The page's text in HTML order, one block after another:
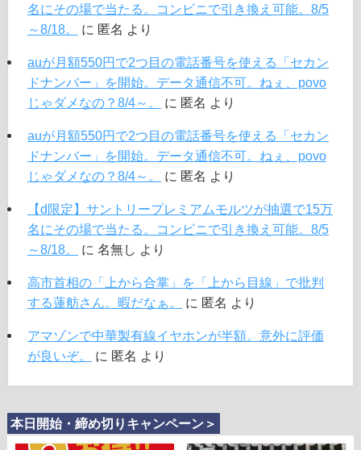
名にその場で当たる。コンビニで引き換え可能。8/5
～8/18。
に 匿名 より
auが月額550円で2つ目の電話番号を使える「セカン
ドナンバー」を開始。データ通信不可。ねぇ、povo
じゃダメなの？8/4～。
に 匿名 より
auが月額550円で2つ目の電話番号を使える「セカン
ドナンバー」を開始。データ通信不可。ねぇ、povo
じゃダメなの？8/4～。
に 匿名 より
【d限定】サントリープレミアムモルツが抽選で15万
名にその場で当たる。コンビニで引き換え可能。8/5
～8/18。
に 名無し より
高市首相の「上から合掌」を「上から目線」で批判
する蓮舫さん。暇だなぁ。
に 匿名 より
アマゾンで中華製有線イヤホンが半額。意外に評価
が良いぞ。
に 匿名 より
本日開始・締め切りキャンペーン＞